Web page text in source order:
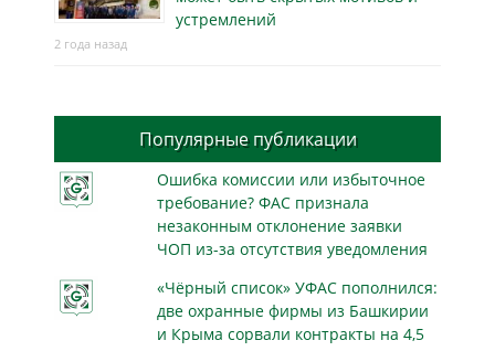
устремлений
2 года назад
Популярные публикации
Ошибка комиссии или избыточное
требование? ФАС признала
незаконным отклонение заявки
ЧОП из-за отсутствия уведомления
«Чёрный список» УФАС пополнился:
две охранные фирмы из Башкирии
и Крыма сорвали контракты на 4,5